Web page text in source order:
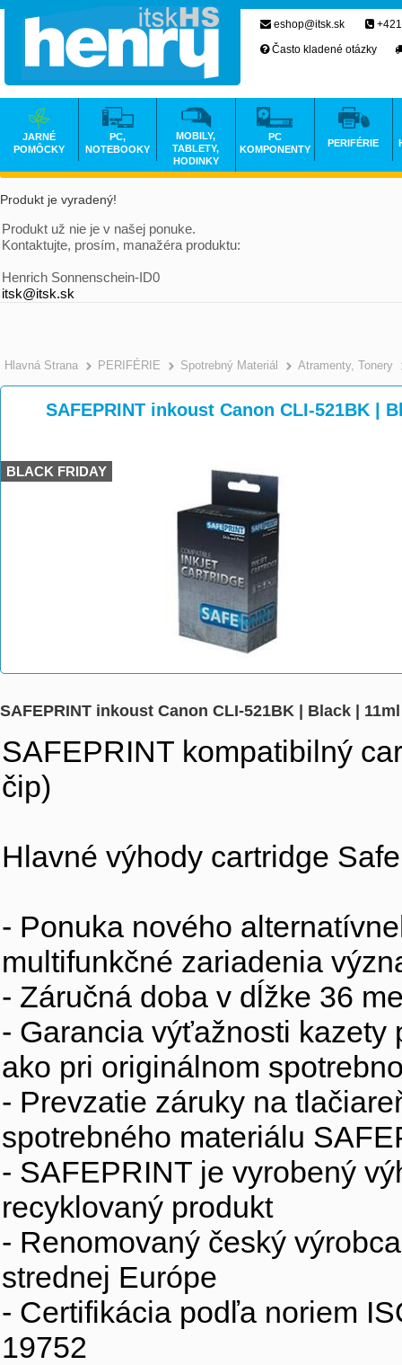
Produkt je vyradený!
Produkt už nie je v našej ponuke.
Kontaktujte, prosím, manažéra produktu:
Henrich Sonnenschein-ID0
itsk@itsk.sk
Hlavná Strana >
PERIFÉRIE >
Spotrebný Materiál >
Atramenty, Tonery
SAFEPRINT inkoust Canon CLI-521BK |
BLACK FRIDAY
SAFEPRINT inkoust Canon CLI-521BK | Black | 11ml
SAFEPRINT kompatibilný
čip)
Hlavné výhody cartridge
- Ponuka nového
multifunkčné zariadenia
- Záručná doba v dĺžke 36
- Garancia výťažnosti kazety
ako pri originálnom
- Prevzatie záruky na
spotrebného materiálu
- SAFEPRINT je vyrobený
recyklovaný produkt
- Renomovaný český
strednej Európe
- Certifikácia podľa noriem
19752
eshop@itsk.sk
Často kladené otázky
JARNÉ
POMÔCKY
PC,
NOTEBOOKY
MOBILY,
TABLETY,
HODINKY
PC
KOMPONENTY
PERIFÉRIE